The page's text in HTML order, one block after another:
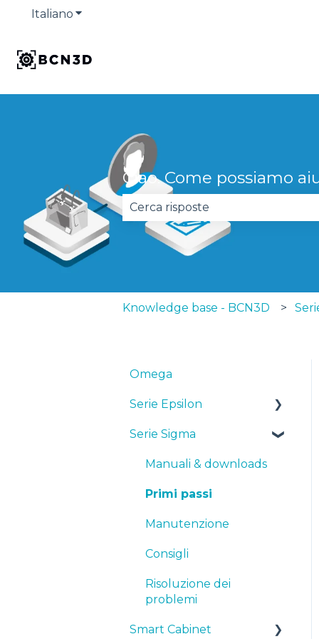
Italiano Mostra sottomenu per le traduzioni
Ciao. Come possiamo
Non sono presenti
Knowledge base - BCN3D
Omega
Serie Epsilon
Manuali & Downloads
Primi passi
Manutenzione
Consigli
Risoluzione dei
Serie Sigma
Manuali & downloads
Primi passi
Manutenzione
Consigli
Risoluzione dei
problemi
Smart Cabinet